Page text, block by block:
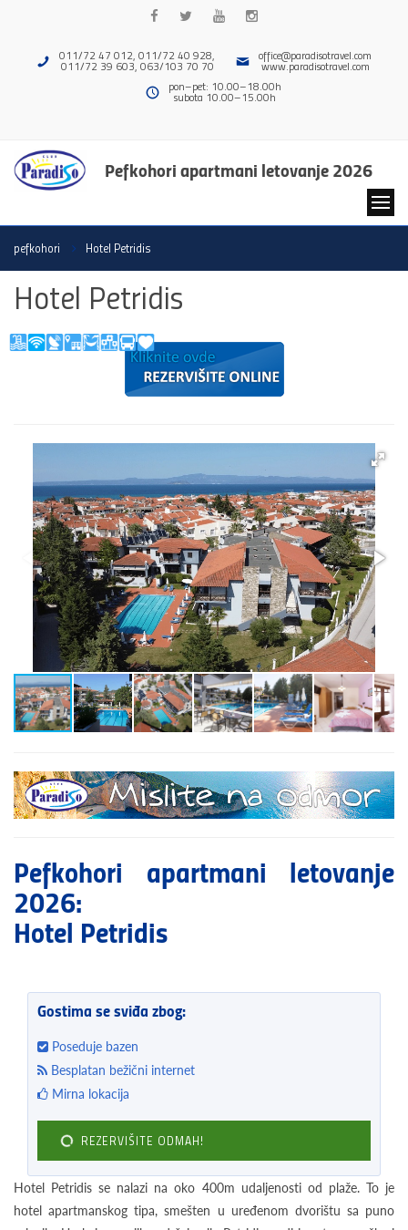
011/72 47 012, 011/72 40 928,
011/72 39 603, 063/103 70 70
office@paradisotravel.com
www.paradisotravel.com
pon–pet: 10.00–18.00h
subota 10.00–15.00h
Pefkohori apartmani letovanje 2026
pefkohori Hotel Petridis
Hotel Petridis
Pefkohori apartmani letovanje
2026:
Hotel Petridis
Gostima se sviđa zbog:
Poseduje bazen
Besplatan bežični internet
Mirna lokacija
REZERVIŠITE ODMAH!
Hotel Petridis se nalazi na oko 400m udaljenosti od plaže. To je
hotel apartmanskog tipa, smešten u uređenom dvorištu sa puno